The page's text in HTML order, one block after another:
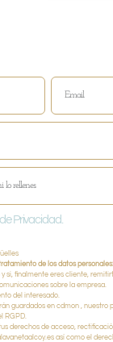
Privacidad.
de los datos personales:
si, finalmente eres cliente,
sobre la empresa.
del interesado.
guardados en cdmon , nuestro
RGPD.
derechos de acceso,
así como el